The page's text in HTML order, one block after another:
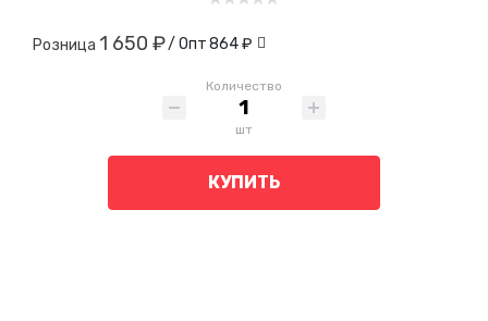
Розница 1 650 ₽/ Опт864 ₽
Количество
шт
КУПИТЬ